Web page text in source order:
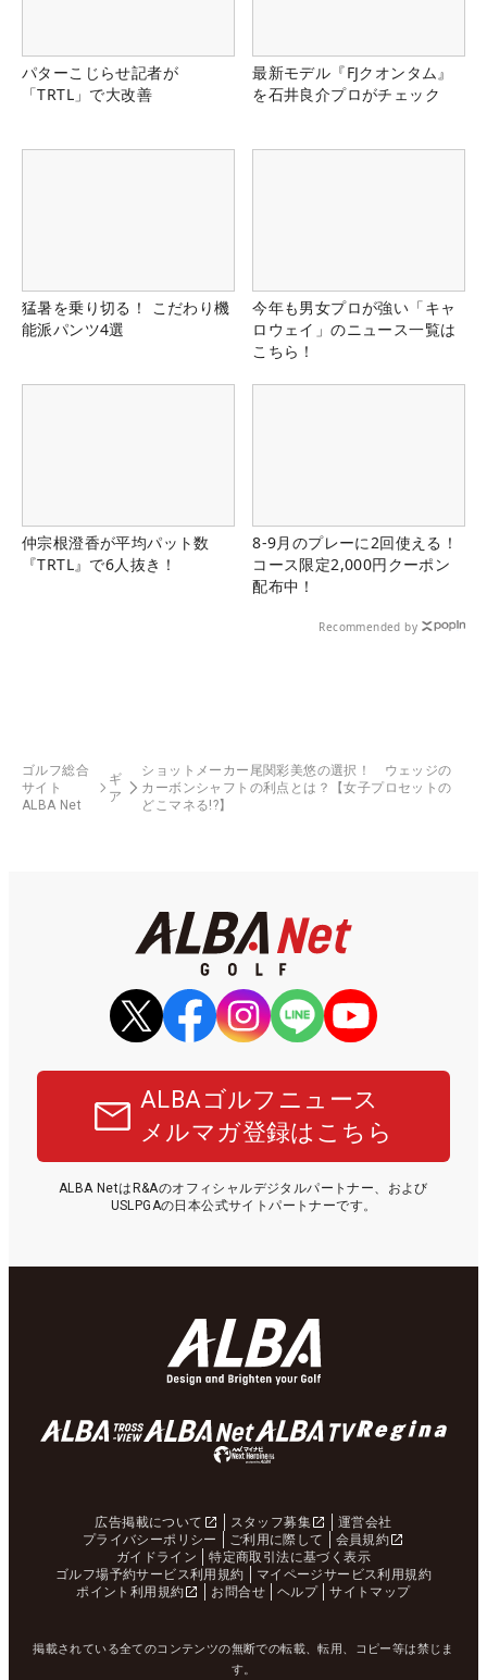
パターこじらせ記者が
「TRTL」で大改善
最新モデル『FJクオンタム』
を石井良介プロがチェック
猛暑を乗り切る！ こだわり機
能派パンツ4選
今年も男女プロが強い「キャ
ロウェイ」のニュース一覧は
こちら！
仲宗根澄香が平均パット数
『TRTL』で6人抜き！
8-9月のプレーに2回使える！
コース限定2,000円クーポン
配布中！
Recommended by
ゴルフ総合
サイト
ALBA Net
ギ
ア
ショットメーカー尾関彩美悠の選択！ ウェッジの
カーボンシャフトの利点とは？【女子プロセットの
どこマネる!?】
ALBAゴルフニュース
メルマガ登録はこちら
ALBA NetはR&Aのオフィシャルデジタルパートナー、および
USLPGAの日本公式サイトパートナーです。
広告掲載について スタッフ募集
運営会社
プライバシーポリシー
ご利用に際して
会員規約
ガイドライン
特定商取引法に基づく表示
ゴルフ場予約サービス利用規約
マイページサービス利用規約
ポイント利用規約
お問合せ ヘルプ サイトマップ
掲載されている全てのコンテンツの無断での転載、転用、コピー等は禁じま
す。